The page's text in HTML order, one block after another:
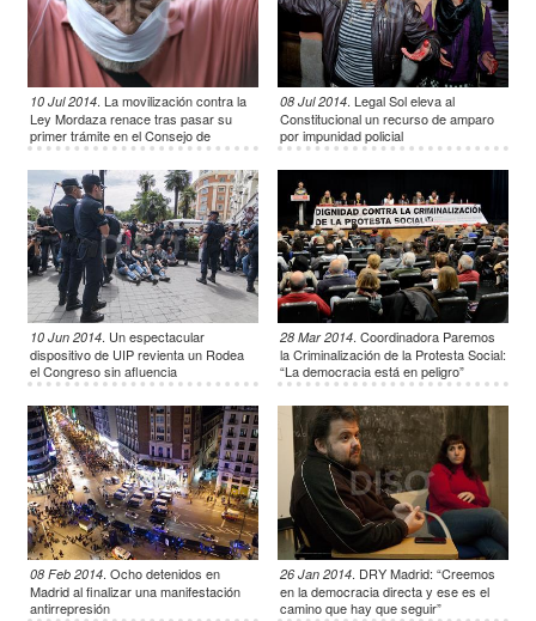
10 Jul 2014. La movilización contra la
Ley Mordaza renace tras pasar su
primer trámite en el Consejo de
Ministros
08 Jul 2014. Legal Sol eleva al
Constitucional un recurso de amparo
por impunidad policial
10 Jun 2014. Un espectacular
dispositivo de UIP revienta un Rodea
el Congreso sin afluencia
28 Mar 2014. Coordinadora Paremos
la Criminalización de la Protesta Social:
“La democracia está en peligro”
08 Feb 2014. Ocho detenidos en
Madrid al finalizar una manifestación
antirrepresión
26 Jan 2014. DRY Madrid: “Creemos
en la democracia directa y ese es el
camino que hay que seguir”